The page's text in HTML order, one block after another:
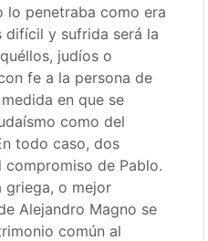
lo penetraba como era
difícil y sufrida será la
judíos o
fe a la persona de
en que se
como del
todo caso, dos
de Pablo.
griega, o mejor
Alejandro Magno se
común al